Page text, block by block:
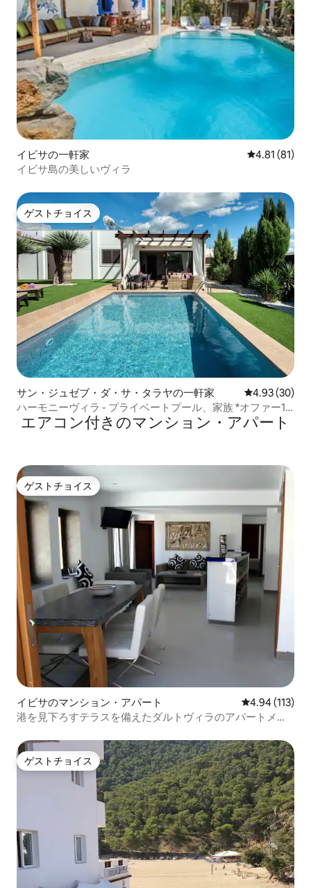
イビサの一軒家 レビュー81
4.81 (81)
イビサ島の美しいヴィラ
ゲストチョイス
ゲストチョイス
サン・ジュゼブ・ダ・サ・タラヤの一軒家 レビュー30
4.93 (30)
ハーモニーヴィラ - プライベートプール、家族 *オファー10
月
エアコン付きのマンション・アパート
ゲストチョイス
ゲストチョイス
イビサのマンション・アパート レビュー113
4.94 (113)
港を見下ろすテラスを備えたダルトヴィラのアパートメン
ゲストチョイス
ゲストチョイス